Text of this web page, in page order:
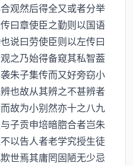
观然后得全又或者分举
曰章使臣之勤则以国语
说曰劳使臣则以左传曰
之乃始得备窥其私智葢
朱子集传而又好旁窃小
也故从其辨之不甚辨者
故为小别然亦十之八九
子贡申培暗脗合者岂朱
以告人者老学究授生徒
世焉其庸罔固陋无少忌